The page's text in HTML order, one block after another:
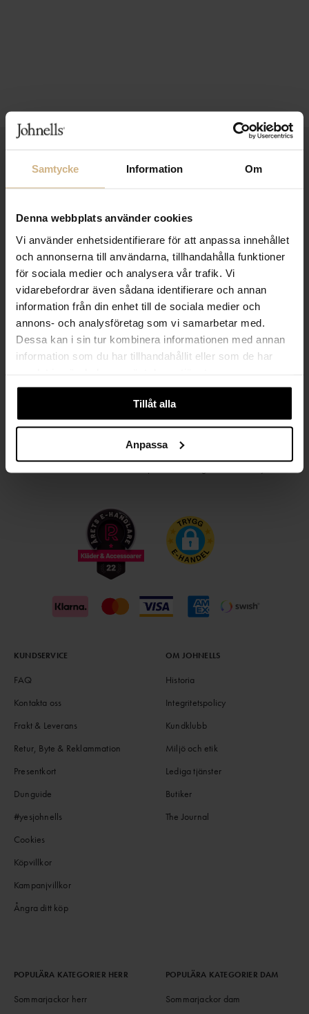
Samtycke Information Om
Denna webbplats använder cookies
Vi använder enhetsidentifierare för att anpassa innehållet
och annonserna till användarna, tillhandahålla funktioner
för sociala medier och analysera vår trafik. Vi
vidarebefordrar även sådana identifierare och annan
information från din enhet till de sociala medier och
annons- och analysföretag som vi samarbetar med.
Dessa kan i sin tur kombinera informationen med annan
information som du har tillhandahållit eller som de har
Tillåt alla
Anpassa
Håll dig uppdaterad
PRENUMERERA PÅ VÅRT NYHETSBREV
Kvinna Man
PRENUMERERA
HANDLA TRYGGT OCH SMIDIGT
Välj det betalsätt som passar dig med Klarna. Vi på Johnells erbjuder flera
KUNDSERVICE
FAQ
Kontakta oss
Frakt & Leverans
Retur, Byte & Reklammation
Presentkort
Dunguide
#yesjohnells
Cookies
Köpvillkor
Kampanjvillkor
Ångra ditt köp
OM JOHNELLS
Historia
Integritetspolicy
Kundklubb
Miljö och etik
Lediga tjänster
Butiker
The Journal
POPULÄRA KATEGORIER HERR
Sommarjackor herr
POPULÄRA KATEGORIER DAM
Sommarjackor dam